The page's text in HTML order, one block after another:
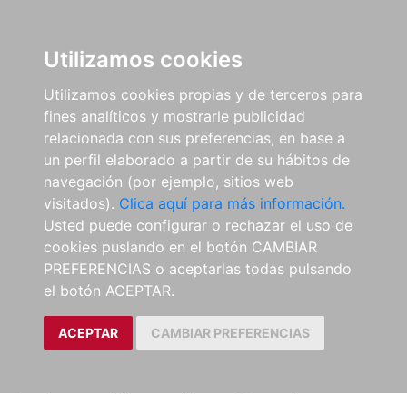
Utilizamos cookies
Utilizamos cookies propias y de terceros para
fines analíticos y mostrarle publicidad
relacionada con sus preferencias, en base a
un perfil elaborado a partir de su hábitos de
navegación (por ejemplo, sitios web
visitados). Clica aquí para más información.
Usted puede configurar o rechazar el uso de
cookies puslando en el botón CAMBIAR
PREFERENCIAS o aceptarlas todas pulsando
el botón ACEPTAR.
ACEPTAR CAMBIAR PREFERENCIAS